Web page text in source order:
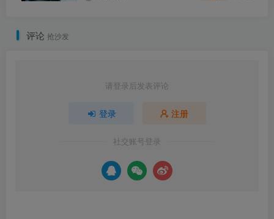
评论 抢沙发
请登录后发表评论
登录 注册
社交账号登录